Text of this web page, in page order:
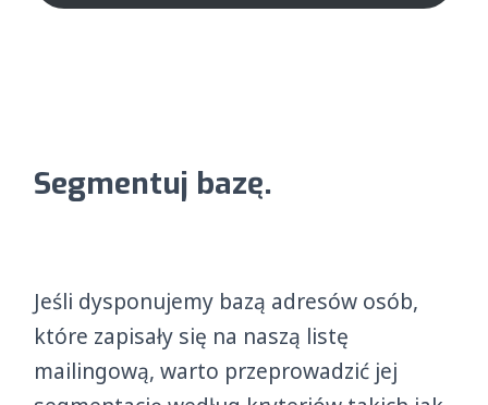
Segmentuj bazę.
Jeśli dysponujemy bazą adresów osób,
które zapisały się na naszą listę
mailingową, warto przeprowadzić jej